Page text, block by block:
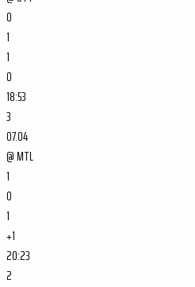
0
1
1
0
18:53
3
07.04
@MTL
1
0
1
+1
20:23
2